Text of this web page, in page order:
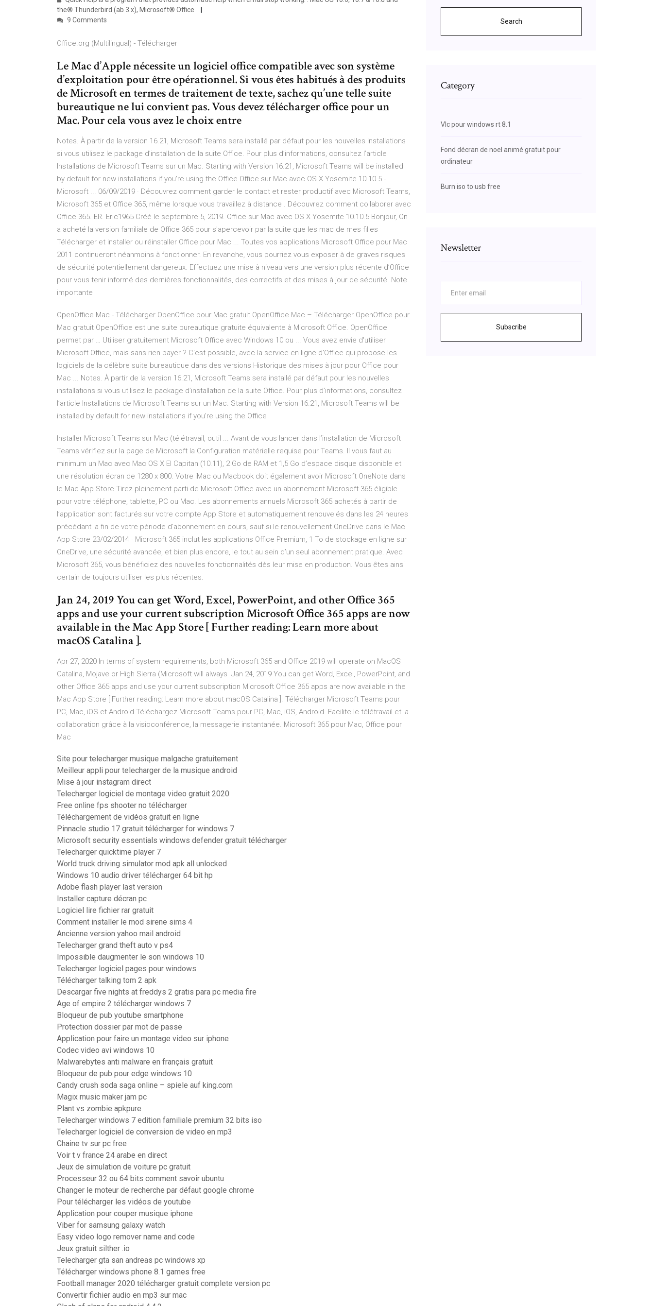
the® Thunderbird (ab 3.x), Microsoft® Office
9 Comments
Office.org (Multilingual) - Télécharger
Le Mac d’Apple nécessite un logiciel office compatible avec son système
d’exploitation pour être opérationnel. Si vous êtes habitués à des produits
de Microsoft en termes de traitement de texte, sachez qu’une telle suite
bureautique ne lui convient pas. Vous devez télécharger office pour un
Mac. Pour cela vous avez le choix entre
Notes. À partir de la version 16.21, Microsoft Teams sera installé par défaut pour les nouvelles installations
si vous utilisez le package d’installation de la suite Office. Pour plus d’informations, consultez l’article
Installations de Microsoft Teams sur un Mac. Starting with Version 16.21, Microsoft Teams will be installed
by default for new installations if you're using the Office Office sur Mac avec OS X Yosemite 10.10.5 -
Microsoft ... 06/09/2019 · Découvrez comment garder le contact et rester productif avec Microsoft Teams,
Microsoft 365 et Office 365, même lorsque vous travaillez à distance . Découvrez comment collaborer avec
Office 365. ER. Eric1965 Créé le septembre 5, 2019. Office sur Mac avec OS X Yosemite 10.10.5 Bonjour, On
a acheté la version familiale de Office 365 pour s'apercevoir par la suite que les mac de mes filles
Télécharger et installer ou réinstaller Office pour Mac ... Toutes vos applications Microsoft Office pour Mac
2011 continueront néanmoins à fonctionner. En revanche, vous pourriez vous exposer à de graves risques
de sécurité potentiellement dangereux. Effectuez une mise à niveau vers une version plus récente d’Office
pour vous tenir informé des dernières fonctionnalités, des correctifs et des mises à jour de sécurité. Note
importante
OpenOffice Mac - Télécharger OpenOffice pour Mac gratuit OpenOffice Mac – Télécharger OpenOffice pour
Mac gratuit OpenOffice est une suite bureautique gratuite équivalente à Microsoft Office. OpenOffice
permet par … Utiliser gratuitement Microsoft Office avec Windows 10 ou ... Vous avez envie d'utiliser
Microsoft Office, mais sans rien payer ? C'est possible, avec la service en ligne d'Office qui propose les
logiciels de la célèbre suite bureautique dans des versions Historique des mises à jour pour Office pour
Mac ... Notes. À partir de la version 16.21, Microsoft Teams sera installé par défaut pour les nouvelles
installations si vous utilisez le package d’installation de la suite Office. Pour plus d’informations, consultez
l’article Installations de Microsoft Teams sur un Mac. Starting with Version 16.21, Microsoft Teams will be
installed by default for new installations if you're using the Office
Installer Microsoft Teams sur Mac (télétravail, outil ... Avant de vous lancer dans l’installation de Microsoft
Teams vérifiez sur la page de Microsoft la Configuration matérielle requise pour Teams. Il vous faut au
minimum un Mac avec Mac OS X El Capitan (10.11), 2 Go de RAM et 1,5 Go d’espace disque disponible et
une résolution écran de 1280 x 800. Votre iMac ou Macbook doit également avoir ‎Microsoft OneNote dans
le Mac App Store Tirez pleinement parti de Microsoft Office avec un abonnement Microsoft 365 éligible
pour votre téléphone, tablette, PC ou Mac. Les abonnements annuels Microsoft 365 achetés à partir de
l’application sont facturés sur votre compte App Store et automatiquement renouvelés dans les 24 heures
précédant la fin de votre période d’abonnement en cours, sauf si le renouvellement ‎OneDrive dans le Mac
App Store 23/02/2014 · Microsoft 365 inclut les applications Office Premium, 1 To de stockage en ligne sur
OneDrive, une sécurité avancée, et bien plus encore, le tout au sein d’un seul abonnement pratique. Avec
Microsoft 365, vous bénéficiez des nouvelles fonctionnalités dès leur mise en production. Vous êtes ainsi
certain de toujours utiliser les plus récentes.
Jan 24, 2019 You can get Word, Excel, PowerPoint, and other Office 365
apps and use your current subscription Microsoft Office 365 apps are now
available in the Mac App Store [ Further reading: Learn more about
macOS Catalina ].
Apr 27, 2020 In terms of system requirements, both Microsoft 365 and Office 2019 will operate on MacOS
Catalina, Mojave or High Sierra (Microsoft will always Jan 24, 2019 You can get Word, Excel, PowerPoint, and
other Office 365 apps and use your current subscription Microsoft Office 365 apps are now available in the
Mac App Store [ Further reading: Learn more about macOS Catalina ]. Télécharger Microsoft Teams pour
PC, Mac, iOS et Android Téléchargez Microsoft Teams pour PC, Mac, iOS, Android. Facilite le télétravail et la
collaboration grâce à la visioconférence, la messagerie instantanée. Microsoft 365 pour Mac, Office pour
Mac
Site pour telecharger musique malgache gratuitement
Meilleur appli pour telecharger de la musique android
Mise à jour instagram direct
Telecharger logiciel de montage video gratuit 2020
Free online fps shooter no télécharger
Téléchargement de vidéos gratuit en ligne
Pinnacle studio 17 gratuit télécharger for windows 7
Microsoft security essentials windows defender gratuit télécharger
Telecharger quicktime player 7
World truck driving simulator mod apk all unlocked
Windows 10 audio driver télécharger 64 bit hp
Adobe flash player last version
Installer capture décran pc
Logiciel lire fichier rar gratuit
Comment installer le mod sirene sims 4
Ancienne version yahoo mail android
Telecharger grand theft auto v ps4
Impossible daugmenter le son windows 10
Telecharger logiciel pages pour windows
Télécharger talking tom 2 apk
Descargar five nights at freddys 2 gratis para pc media fire
Age of empire 2 télécharger windows 7
Bloqueur de pub youtube smartphone
Protection dossier par mot de passe
Application pour faire un montage video sur iphone
Codec video avi windows 10
Malwarebytes anti malware en français gratuit
Bloqueur de pub pour edge windows 10
Candy crush soda saga online – spiele auf king.com
Magix music maker jam pc
Plant vs zombie apkpure
Telecharger windows 7 edition familiale premium 32 bits iso
Telecharger logiciel de conversion de video en mp3
Chaine tv sur pc free
Voir t v france 24 arabe en direct
Jeux de simulation de voiture pc gratuit
Processeur 32 ou 64 bits comment savoir ubuntu
Changer le moteur de recherche par défaut google chrome
Pour télécharger les vidéos de youtube
Application pour couper musique iphone
Viber for samsung galaxy watch
Easy video logo remover name and code
Jeux gratuit silther .io
Telecharger gta san andreas pc windows xp
Télécharger windows phone 8.1 games free
Football manager 2020 télécharger gratuit complete version pc
Convertir fichier audio en mp3 sur mac
Search
Category
Vlc pour windows rt 8.1
Fond décran de noel animé gratuit pour
ordinateur
Burn iso to usb free
Newsletter
Subscribe